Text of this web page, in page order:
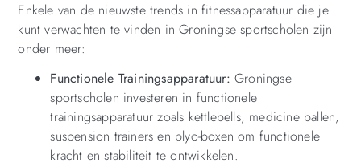
Enkele van de nieuwste trends in fitnessapparatuur die je
kunt verwachten te vinden in Groningse sportscholen zijn
onder meer:
Functionele Trainingsapparatuur: Groningse
sportscholen investeren in functionele
trainingsapparatuur zoals kettlebells, medicine ballen,
suspension trainers en plyo-boxen om functionele
kracht en stabiliteit te ontwikkelen.